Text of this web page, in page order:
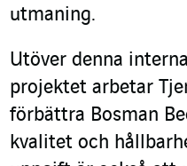
utmaning.
Utöver denna
projektet arbetar
förbättra Bosman
kvalitet och